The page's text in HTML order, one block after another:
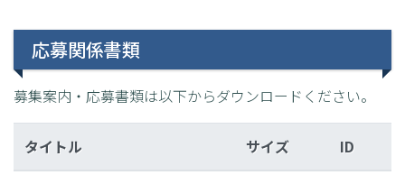
応募関係書類
募集案内・応募書類は以下からダウンロードください。
タイトル サイズ ID